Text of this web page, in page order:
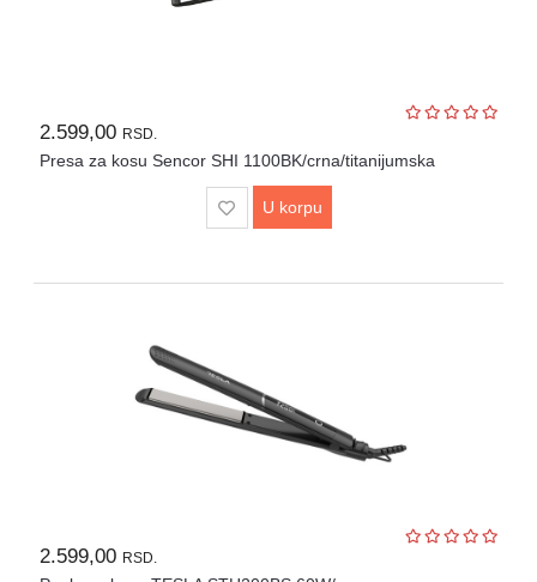
2.599,00 RSD.
Presa za kosu Sencor SHI 1100BK/crna/titanijumska
U korpu
2.599,00 RSD.